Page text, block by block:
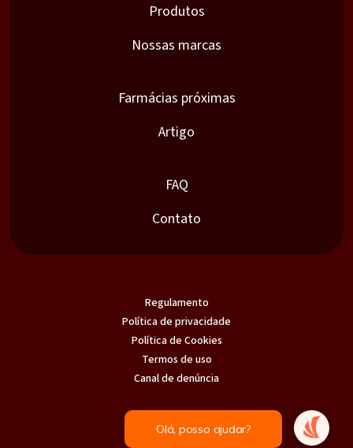
Produtos
Nossas marcas
Farmácias próximas
Artigo
FAQ
Contato
Regulamento
Política de privacidade
Política de Cookies
Termos de uso
Canal de denúncia